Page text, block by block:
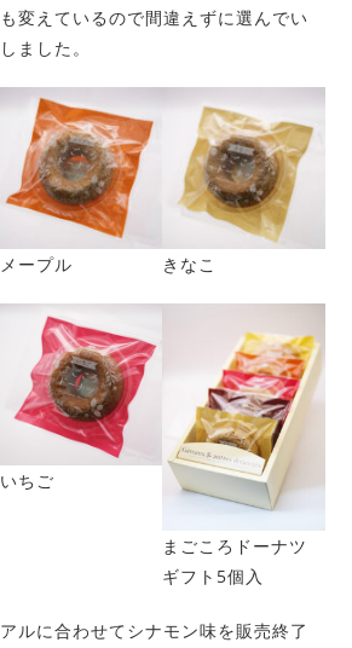
変えているので間違えずに選んでい
ました。
メープル きなこ
いちご
まごころドーナツ
ギフト5個入
ルに合わせてシナモン味を販売終了